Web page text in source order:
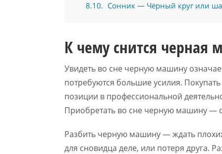
8.10
Сонник — Чёрный круг или
К чему снится черная
Увидеть во сне черную машину
потребуются большие усилия.
позиции в профессиональной
Приобретать во сне черную машину —
Разбить черную машину — ждать
для сновидца деле, или потеря друга.